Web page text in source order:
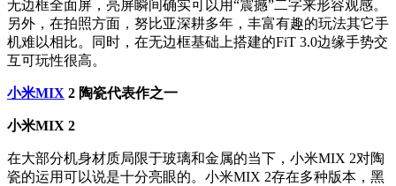
无边框全面屏，亮屏瞬间确实可以用“震撼”二字来形容观感。
另外，在拍照方面，努比亚深耕多年，丰富有趣的玩法其它手
机难以相比。同时，在无边框基础上搭建的FiT 3.0边缘手势交
互可玩性很高。
小米MIX 2 陶瓷代表作之一
小米MIX 2
在大部分机身材质局限于玻璃和金属的当下，小米MIX 2对陶
瓷的运用可以说是十分亮眼的。小米MIX 2存在多种版本，黑